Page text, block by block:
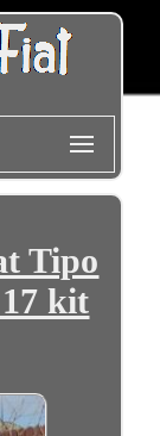
Tipo
kit